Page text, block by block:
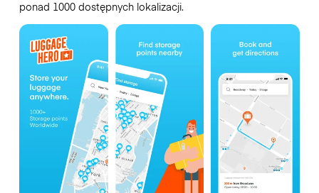
ponad 1000 dostępnych lokalizacji.